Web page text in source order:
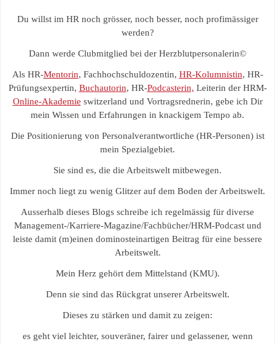
Du willst im HR noch grösser, noch besser, noch profimässiger
werden?
Dann werde Clubmitglied bei der Herzblutpersonalerin©
Als HR-Mentorin, Fachhochschuldozentin, HR-Kolumnistin, HR-
Prüfungsexpertin, Buchautorin, HR-Podcasterin, Leiterin der HRM-
Online-Akademie switzerland und Vortragsrednerin, gebe ich Dir
mein Wissen und Erfahrungen in knackigem Tempo ab.
Die Positionierung von Personalverantwortliche (HR-Personen) ist
mein Spezialgebiet.
Sie sind es, die die Arbeitswelt mitbewegen.
Immer noch liegt zu wenig Glitzer auf dem Boden der Arbeitswelt.
Ausserhalb dieses Blogs schreibe ich regelmässig für diverse
Management-/Karriere-Magazine/Fachbücher/HRM-Podcast und
leiste damit (m)einen dominosteinartigen Beitrag für eine bessere
Arbeitswelt.
Mein Herz gehört dem Mittelstand (KMU).
Denn sie sind das Rückgrat unserer Arbeitswelt.
Dieses zu stärken und damit zu zeigen:
es geht viel leichter, souveräner, fairer und gelassener, wenn